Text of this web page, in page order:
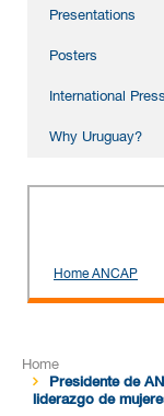
Presentations
Posters
International Press
Why Uruguay?
Home ANCAP
Home
Presidente de
liderazgo de